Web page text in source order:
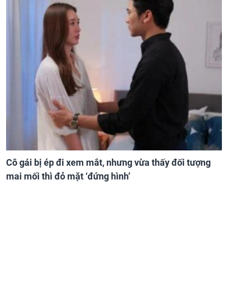
Cô gái bị ép đi xem mắt, nhưng vừa thấy đối tượng
mai mối thì đỏ mặt ‘đứng hình’